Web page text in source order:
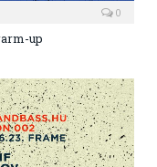
0
up